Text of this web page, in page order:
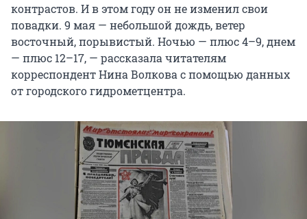
контрастов. И в этом году он не изменил свои
повадки. 9 мая — небольшой дождь, ветер
восточный, порывистый. Ночью — плюс 4–9, днем
— плюс 12–17, — рассказала читателям
корреспондент Нина Волкова с помощью данных
от городского гидрометцентра.